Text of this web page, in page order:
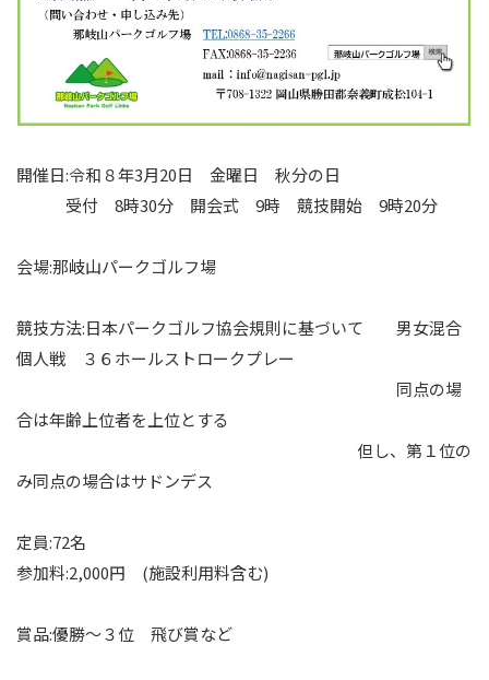
開催日:令和８年3月20日 金曜日 秋分の日
受付 8時30分 開会式 9時 競技開始 9時20分
会場:那岐山パークゴルフ場
競技方法:日本パークゴルフ協会規則に基づいて 男女混合
個人戦 ３６ホールストロークプレー
同点の場
合は年齢上位者を上位とする
但し、第１位の
み同点の場合はサドンデス
定員:72名
参加料:2,000円 (施設利用料含む)
賞品:優勝～３位 飛び賞など